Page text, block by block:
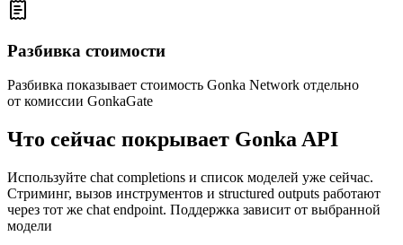
Разбивка стоимости
Разбивка показывает стоимость Gonka Network отдельно
от комиссии GonkaGate
Что сейчас покрывает Gonka API
Используйте chat completions и список моделей уже сейчас.
Стриминг, вызов инструментов и structured outputs работают
через тот же chat endpoint. Поддержка зависит от выбранной
модели